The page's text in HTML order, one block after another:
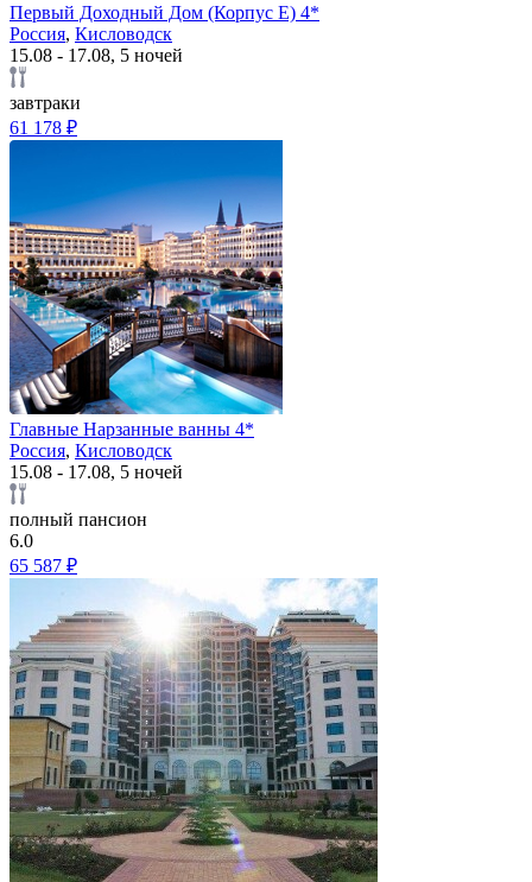
Первый Доходный Дом (Корпус Е) 4*
Россия, Кисловодск
15.08 - 17.08, 5 ночей
завтраки
61 178 ₽
Главные Нарзанные ванны 4*
Россия, Кисловодск
15.08 - 17.08, 5 ночей
полный пансион
6.0
65 587 ₽